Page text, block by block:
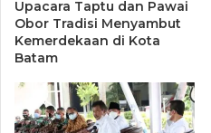
Upacara Taptu dan Pawai
Obor Tradisi Menyambut
Kemerdekaan di Kota
Batam